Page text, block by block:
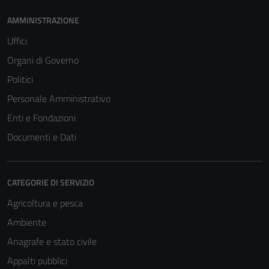
AMMINISTRAZIONE
Uffici
Organi di Governo
Politici
Personale Amministrativo
Enti e Fondazioni
Documenti e Dati
CATEGORIE DI SERVIZIO
Agricoltura e pesca
Ambiente
Anagrafe e stato civile
Appalti pubblici